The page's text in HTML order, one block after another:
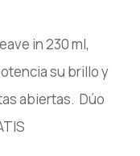
in 230 ml,
su brillo y
abiertas. Dúo